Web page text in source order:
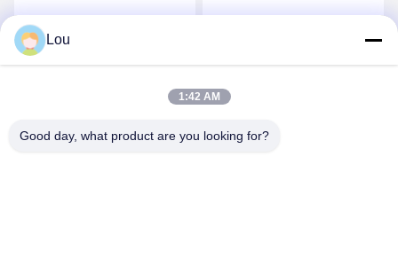
czołową, Szybkozłącza z
płaską powierzchnią LSQ-
FFY
Rozmawiaj Teraz.
Lou
1:42 AM
Good day, what product are you looking for?